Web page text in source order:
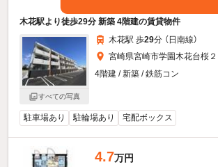
木花駅より徒歩29分 新築 4階建の賃貸物件
すべての写真
木花駅 歩29分 （日南線）
宮崎県宮崎市学園木花台桜２
4階建 / 新築 / 鉄筋コン
駐車場あり 駐輪場あり 宅配ボックス
4.7万円